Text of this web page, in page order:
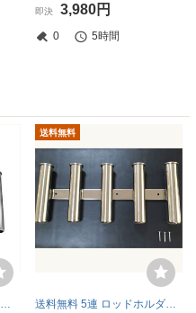
即決 3,980円
0 5時間
送料無料
送料無料 5連 ロッドホルダー ステンレス製 5ロット 同時取付タイプ ロッド ホルダー 新品 釣り用具